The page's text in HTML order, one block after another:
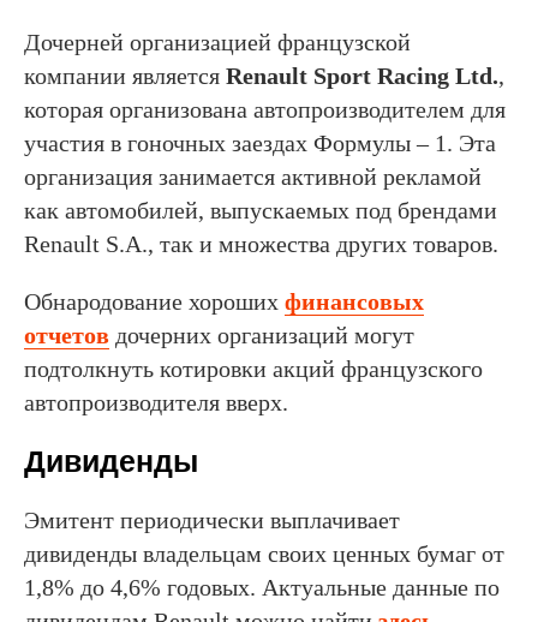
Дочерней организацией французской
компании является Renault Sport Racing Ltd.,
которая организована автопроизводителем для
участия в гоночных заездах Формулы – 1. Эта
организация занимается активной рекламой
как автомобилей, выпускаемых под брендами
Renault S.A., так и множества других товаров.
Обнародование хороших финансовых
отчетов дочерних организаций могут
подтолкнуть котировки акций французского
автопроизводителя вверх.
Дивиденды
Эмитент периодически выплачивает
дивиденды владельцам своих ценных бумаг от
1,8% до 4,6% годовых. Актуальные данные по